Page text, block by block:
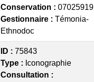
Conservation : 07025919
Gestionnaire : Témonia-
Ethnodoc
ID : 75843
Type : Iconographie
Consultation :